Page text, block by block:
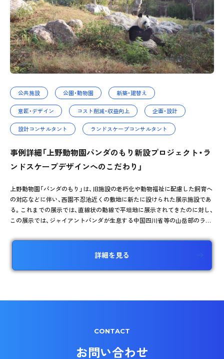
公共施設 公園・動物園 新築・建替え
意匠・デザイン コスト削減・収益向上 企画・設計
設計コンサルタント ランドスケープコンサルタント
事例詳細「上野動物園パンダのもり新設プロジェクト・ラ
ンドスケープデザインへのこだわり」
上野動物園「パンダのもり」は、旧施設の老朽化や動物福祉に配慮した飼育へ
の対応などに伴い、西園不忍池近くの敷地に新たに設けられた展示施設であ
る。これまでの展示では、直線状の動線で平坦地に展示されてきたのに対し、
この展示では、ジャイアントパンダが生息する中国四川省等の山岳部のラン
示を実現している。
詳細を見る
CONTACT
お問い合わせ